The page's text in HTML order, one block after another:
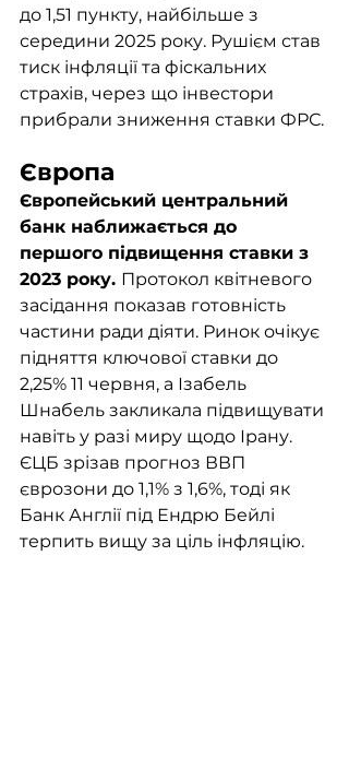
до 1,51 пункту, найбільше з
середини 2025 року. Рушієм став
тиск інфляції та фіскальних
страхів, через що інвестори
прибрали зниження ставки ФРС.
Європа
Європейський центральний
банк наближається до
першого підвищення ставки з
2023 року. Протокол квітневого
засідання показав готовність
частини ради діяти. Ринок очікує
підняття ключової ставки до
2,25% 11 червня, а Ізабель
Шнабель закликала підвищувати
навіть у разі миру щодо Ірану.
ЄЦБ зрізав прогноз ВВП
єврозони до 1,1% з 1,6%, тоді як
Банк Англії під Ендрю Бейлі
терпить вищу за ціль інфляцію.